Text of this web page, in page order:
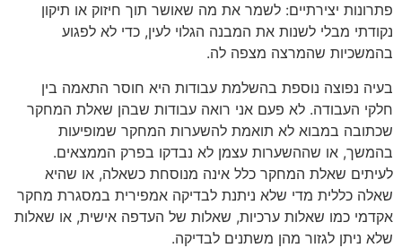
פתרונות יצירתיים: לשמר את מה שאושר תוך חיזוק או תיקון
נקודתי מבלי לשנות את המבנה הגלוי לעין, כדי לא לפגוע
בהמשכיות שהמרצה מצפה לה.
בעיה נפוצה נוספת בהשלמת עבודות היא חוסר התאמה בין
חלקי העבודה. לא פעם אני רואה עבודות שבהן שאלת המחקר
שכתובה במבוא לא תואמת להשערות המחקר שמופיעות
בהמשך, או שההשערות עצמן לא נבדקו בפרק הממצאים.
לעיתים שאלת המחקר כלל אינה מנוסחת כשאלה, או שהיא
שאלה כללית מדי שלא ניתנת לבדיקה אמפירית במסגרת מחקר
אקדמי כמו שאלות ערכיות, שאלות של העדפה אישית, או שאלות
שלא ניתן לגזור מהן משתנים לבדיקה.